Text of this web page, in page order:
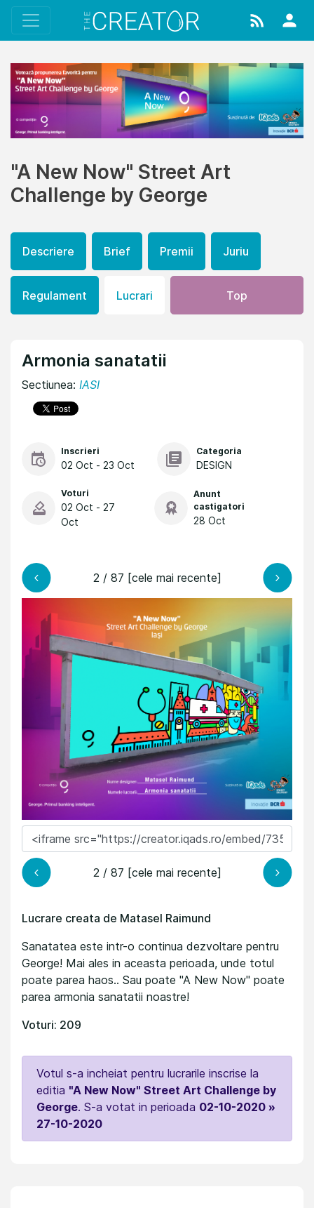
"A New Now" Street Art
Challenge by George
Descriere Brief Premii Juriu
Regulament Lucrari Top
Armonia sanatatii
Sectiunea: IASI
Inscrieri
02 Oct - 23 Oct
Categoria
DESIGN
Voturi
02 Oct - 27
Oct
Anunt
castigatori
28 Oct
2 / 87 [cele mai recente]
2 / 87 [cele mai recente]
Lucrare creata de Matasel Raimund
Sanatatea este intr-o continua dezvoltare pentru
George! Mai ales in aceasta perioada, unde totul
poate parea haos.. Sau poate "A New Now" poate
parea armonia sanatatii noastre!
Voturi: 209
Votul s-a incheiat pentru lucrarile inscrise la
editia "A New Now" Street Art Challenge by
George. S-a votat in perioada 02-10-2020 »
27-10-2020